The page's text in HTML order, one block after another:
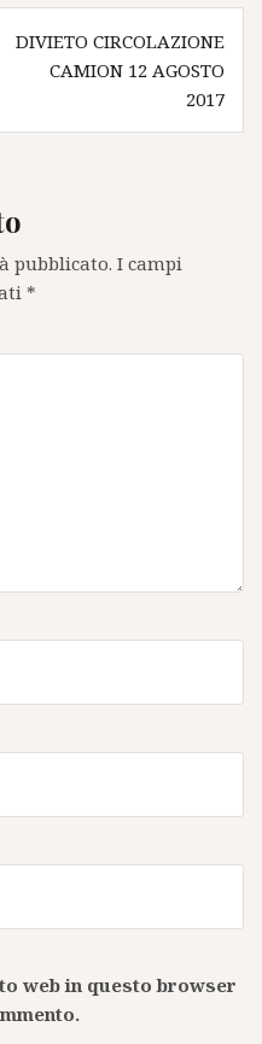
DIVIETO CIRCOLAZIONE
CAMION 12 AGOSTO
2017
pubblicato. I campi
*
web in questo browser